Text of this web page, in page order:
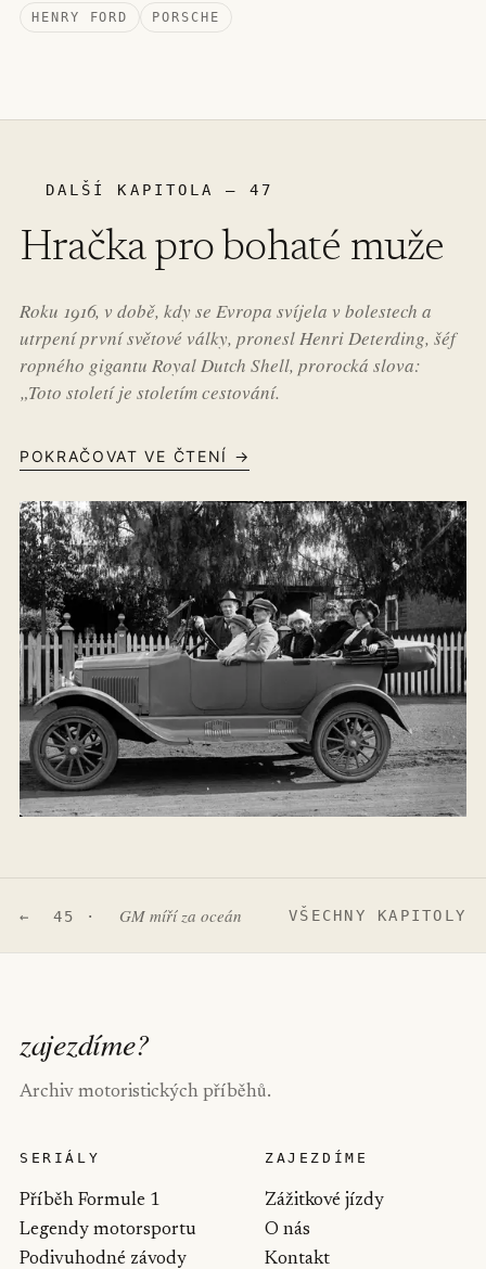
HENRY FORD PORSCHE
DALŠÍ KAPITOLA – 47
Hračka pro bohaté muže
Roku 1916, v době, kdy se Evropa svíjela v bolestech a
utrpení první světové války, pronesl Henri Deterding, šéf
ropného gigantu Royal Dutch Shell, prorocká slova:
„Toto století je stoletím cestování.
POKRAČOVAT VE ČTENÍ →
← 45 · GM míří za oceán VŠECHNY KAPITOLY
zajezdíme?
Archiv motoristických příběhů.
SERIÁLY
Příběh Formule 1
Legendy motorsportu
Podivuhodné závody
ZAJEZDÍME
Zážitkové jízdy
O nás
Kontakt